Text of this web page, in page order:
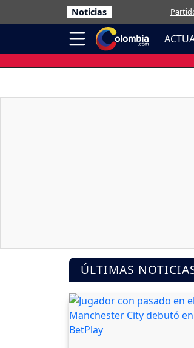
Noticias
ÚLTIMAS